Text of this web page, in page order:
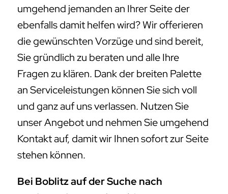
umgehend jemanden an Ihrer Seite der
ebenfalls damit helfen wird? Wir offerieren
die gewünschten Vorzüge und sind bereit,
Sie gründlich zu beraten und alle Ihre
Fragen zu klären. Dank der breiten Palette
an Serviceleistungen können Sie sich voll
und ganz auf uns verlassen. Nutzen Sie
unser Angebot und nehmen Sie umgehend
Kontakt auf, damit wir Ihnen sofort zur Seite
stehen können.
Bei Boblitz auf der Suche nach